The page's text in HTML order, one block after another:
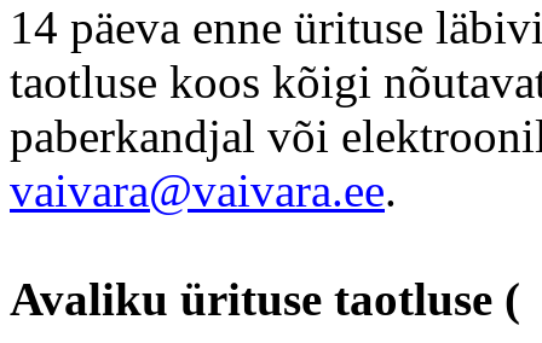
14 päeva enne ürituse
taotluse koos kõigi
paberkandjal või
vaivara@vaivara.ee.
Avaliku ürituse taotluse (